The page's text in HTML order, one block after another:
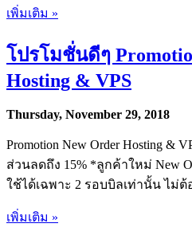
เพิ่มเติม »
โปรโมชั่นดีๆ
Hosting & VPS
Thursday, November 29, 2018
Promotion New Order Hosting &
ส่วนลดถึง 15% *ลูกค้าใหม่ New
ใช้ได้เฉพาะ 2 รอบบิลเท่านั้น ไม่ต้
เพิ่มเติม »